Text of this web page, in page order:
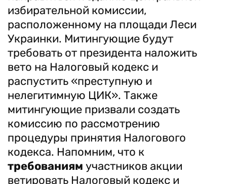
избирательной комиссии,
расположенному на площади Леси
Украинки. Митингующие будут
требовать от президента наложить
вето на Налоговый кодекс и
распустить «преступную и
нелегитимную ЦИК». Также
митингующие призвали создать
комиссию по рассмотрению
процедуры принятия Налогового
кодекса. Напомним, что к
требованиям участников акции
ветировать Налоговый кодекс и